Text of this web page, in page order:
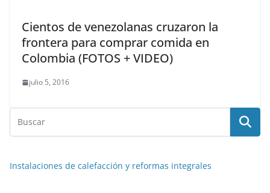
Cientos de venezolanas cruzaron la
frontera para comprar comida en
Colombia (FOTOS + VIDEO)
julio 5, 2016
Instalaciones de calefacción y reformas integrales